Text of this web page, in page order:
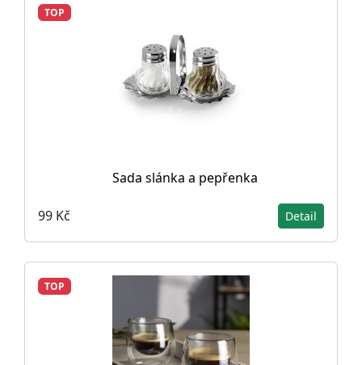
TOP
Sada slánka a pepřenka
99 Kč Detail
TOP